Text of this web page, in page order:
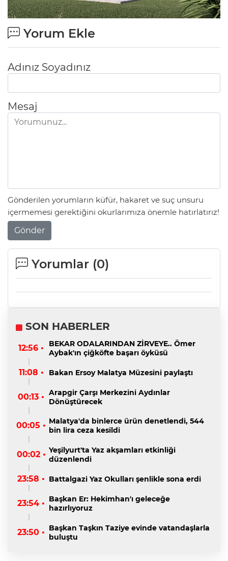
Yorum Ekle
Adınız Soyadınız
Mesaj
Gönderilen yorumların küfür, hakaret ve suç unsuru
içermemesi gerektiğini okurlarımıza önemle hatırlatırız!
Gönder
Yorumlar (0)
SON HABERLER
12:56 •
BEKAR ODALARINDAN ZİRVEYE.. Ömer
Aybak'ın çiğköfte başarı öyküsü
11:08 • Bakan Ersoy Malatya Müzesini paylaştı
00:13 • Arapgir Çarşı Merkezini Aydınlar
Dönüştürecek
00:05 • Malatya'da binlerce ürün denetlendi, 544
bin lira ceza kesildi
00:02 • Yeşilyurt'ta Yaz akşamları etkinliği
düzenlendi
23:58 • Battalgazi Yaz Okulları şenlikle sona erdi
23:54 • Başkan Er: Hekimhan'ı geleceğe
hazırlıyoruz
23:50 • Başkan Taşkın Taziye evinde vatandaşlarla
buluştu